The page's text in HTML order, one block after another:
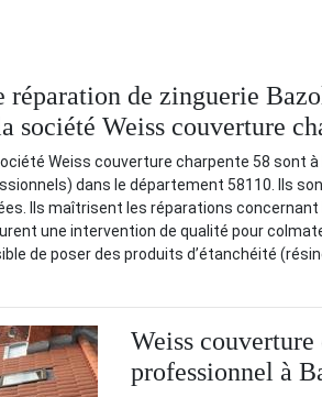
réparation de zinguerie
société Weiss couverture
Weiss couverture charpente 58 sont
dans le département 58110. Ils
Ils maîtrisent les réparations
une intervention de qualité pour
de poser des produits d’étanchéité
Weiss
professionnel à